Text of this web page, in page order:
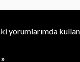
yorumlarımda